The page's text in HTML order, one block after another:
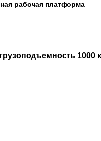
рабочая платформа
1000